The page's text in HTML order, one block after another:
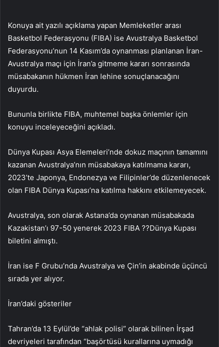
Konuya ait yazılı açıklama yapan Memleketler arası
Basketbol Federasyonu (FIBA) ise Avustralya Basketbol
Federasyonu’nun 14 Kasım’da oynanması planlanan İran-
Avustralya maçı için İran’a gitmeme kararı sonrasında
müsabakanın hükmen İran lehine sonuçlanacağını
duyurdu.
Bununla birlikte FIBA, muhtemel başka önlemler için
konuyu inceleyeceğini açıkladı.
Dünya Kupası Asya Elemeleri’nde dokuz maçının tamamını
kazanan Avustralya’nın müsabakaya katılmama kararı,
2023’te Japonya, Endonezya ve Filipinler’de düzenlenecek
olan FIBA Dünya Kupası’na katılma hakkını etkilemeyecek.
Avustralya, son olarak Astana’da oynanan müsabakada
Kazakistan’ı 97-50 yenerek 2023 FIBA ??Dünya Kupası
biletini almıştı.
İran ise F Grubu’nda Avustralya ve Çin’in akabinde üçüncü
sırada yer alıyor.
İran’daki gösteriler
Tahran’da 13 Eylül’de “ahlak polisi” olarak bilinen İrşad
devriyeleri tarafından “başörtüsü kurallarına uymadığı